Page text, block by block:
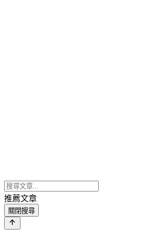
推薦文章
關閉搜尋